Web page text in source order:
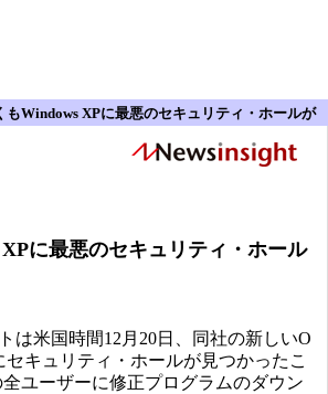
もWindows XPに最悪のセキュリティ・ホールが
に最悪のセキュリティ・ホール
は米国時間12月20日、同社の新しいO
セキュリティ・ホールが見つかったこ
ユーザーに修正プログラムのダウン